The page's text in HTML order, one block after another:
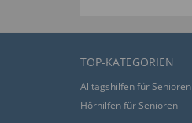
TOP-KATEGORIEN
Alltagshilfen für Senioren
Hörhilfen für Senioren